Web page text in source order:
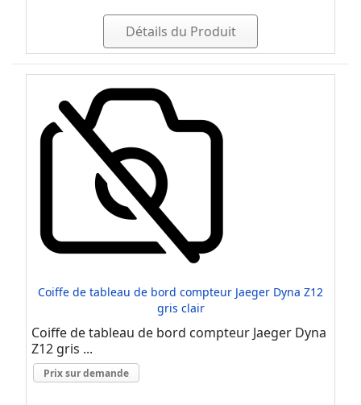
Détails du Produit
Coiffe de tableau de bord compteur Jaeger Dyna Z12
gris clair
Coiffe de tableau de bord compteur Jaeger Dyna
Z12 gris ...
Prix sur demande